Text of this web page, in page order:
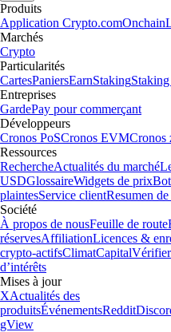
Produits
Application Crypto.comOnchain
Marchés
Crypto
Particularités
CartesPaniersEarnStaking
Entreprises
GardePay pour commerçant
Développeurs
Cronos PoSCronos EVM
Ressources
RechercheActualités du marché
USDGlossaireWidgets de prix
plaintesService clientResumen
Société
À propos de nousFeuille de route
réservesAffiliationLicences &
crypto-actifsClimatCapitalVérifier
d’intérêts
Mises à jour
XActualités des
produitsÉvénementsReddit
gView